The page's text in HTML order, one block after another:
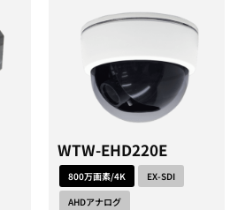
WTW-EHD220E
800万画素/4K
EX-SDI
AHDアナログ